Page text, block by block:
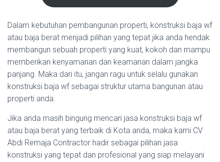
Dalam kebutuhan pembangunan properti, konstruksi baja wf
atau baja berat menjadi pilihan yang tepat jika anda hendak
membangun sebuah properti yang kuat, kokoh dan mampu
memberikan kenyamanan dan keamanan dalam jangka
panjang. Maka dari itu, jangan ragu untuk selalu gunakan
konstruksi baja wf sebagai struktur utama bangunan atau
properti anda.
Jika anda masih bingung mencari jasa konstruksi baja wf
atau baja berat yang terbaik di Kota anda, maka kami CV
Abdi Remaja Contractor hadir sebagai pilihan jasa
konstruksi yang tepat dan profesional yang siap melayani